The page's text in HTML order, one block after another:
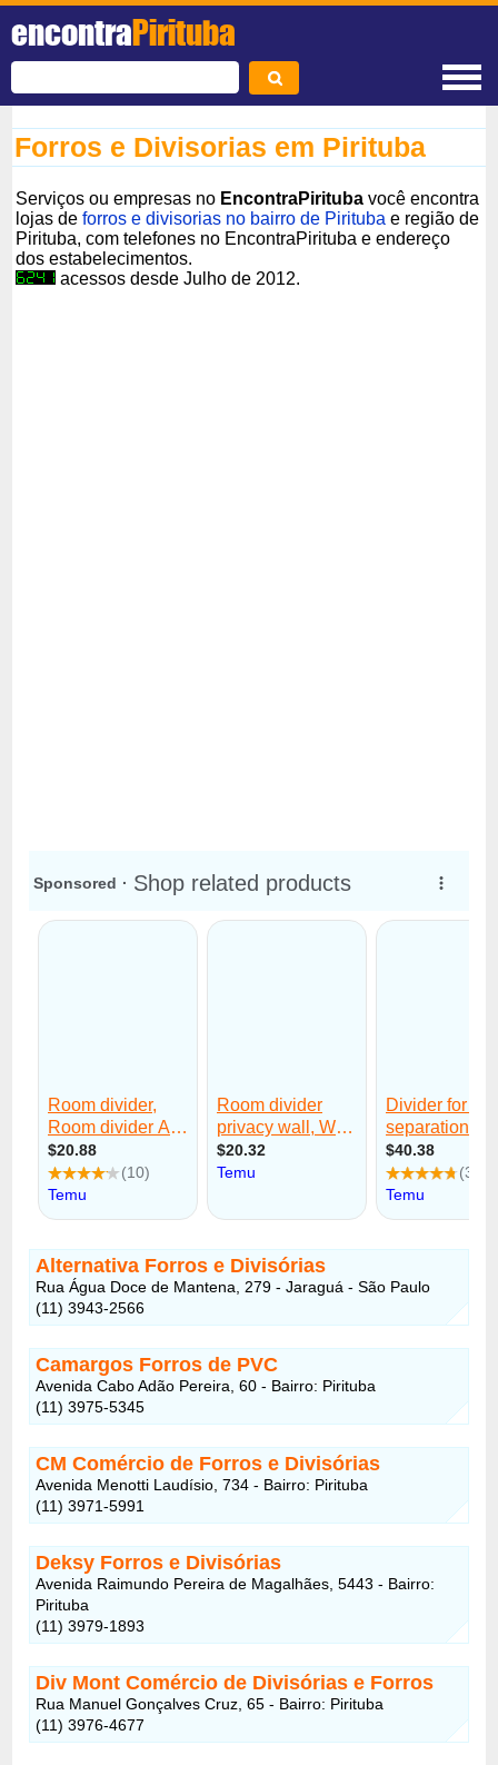
encontraPirituba
Forros e Divisorias em Pirituba
Serviços ou empresas no EncontraPirituba você encontra
lojas deforros e divisorias no bairro de Pirituba e região de
Pirituba, com telefones no EncontraPirituba e endereço
dos estabelecimentos.
acessos desde Julho de 2012.
Alternativa Forros e Divisórias
Rua Água Doce de Mantena, 279 - Jaraguá - São Paulo
(11) 3943-2566
Camargos Forros de PVC
Avenida Cabo Adão Pereira, 60 - Bairro: Pirituba
(11) 3975-5345
CM Comércio de Forros e Divisórias
Avenida Menotti Laudísio, 734 - Bairro: Pirituba
(11) 3971-5991
Deksy Forros e Divisórias
Avenida Raimundo Pereira de Magalhães, 5443 - Bairro:
Pirituba
(11) 3979-1893
Div Mont Comércio de Divisórias e Forros
Rua Manuel Gonçalves Cruz, 65 - Bairro: Pirituba
(11) 3976-4677